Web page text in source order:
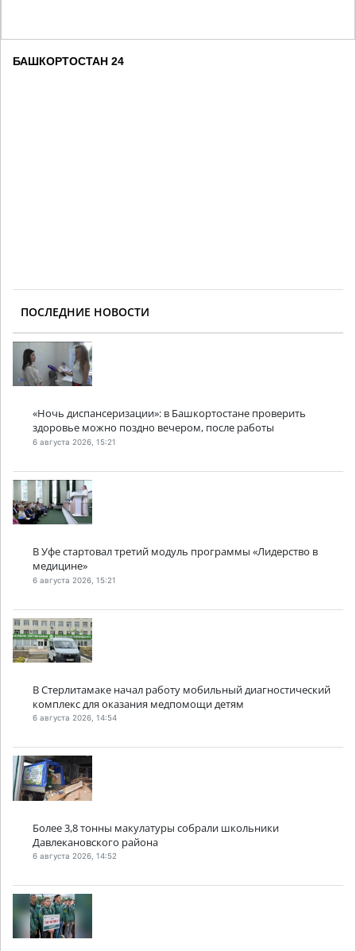
БАШКОРТОСТАН 24
ПОСЛЕДНИЕ НОВОСТИ
«Ночь диспансеризации»: в Башкортостане проверить
здоровье можно поздно вечером, после работы
6 августа 2026, 15:21
В Уфе стартовал третий модуль программы «Лидерство в
медицине»
6 августа 2026, 15:21
В Стерлитамаке начал работу мобильный диагностический
комплекс для оказания медпомощи детям
6 августа 2026, 14:54
Более 3,8 тонны макулатуры собрали школьники
Давлекановского района
6 августа 2026, 14:52